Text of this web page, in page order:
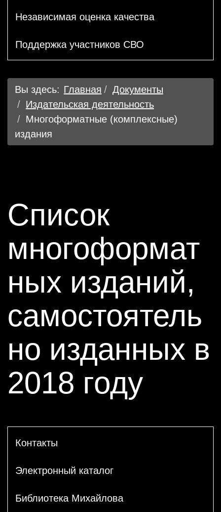
Независимая оценка качества
Поддержка участников СВО
Вы здесь: Главная
Документы
Издательская деятельность
Многоформатные (комплексные)
издания
Список
многоформат
ных изданий,
самостоятель
но изданных в
2018 году
Контакты
Электронный каталог
Библиотека Михайлова